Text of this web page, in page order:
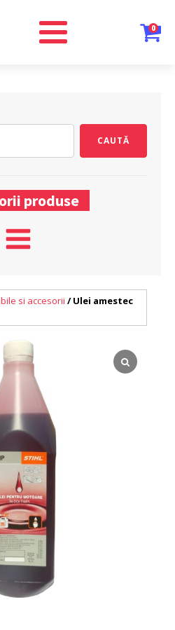
0
CAUTĂ
produse
si accesorii / Ulei amestec